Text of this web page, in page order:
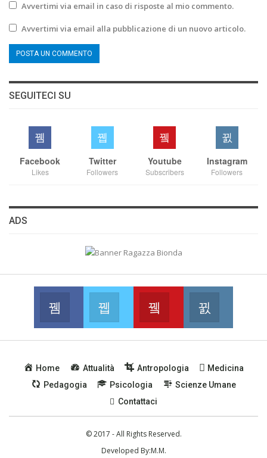
Avvertimi via email in caso di risposte al mio commento.
Avvertimi via email alla pubblicazione di un nuovo articolo.
SEGUITECI SU
Facebook
Likes
Twitter
Followers
Youtube
Subscribers
Instagram
Followers
ADS
Facebook
Join us on Facebook
Twitter
Join us on Twitter
Youtube
Join us on Youtube
Home Attualità Antropologia
Medicina
Pedagogia
Psicologia
Scienze Umane
Contattaci
© 2017 - All Rights Reserved.
Developed By:M.M.